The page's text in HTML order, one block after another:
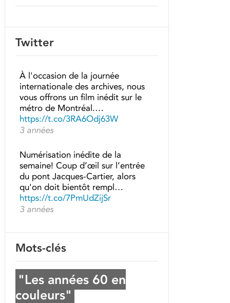
Twitter
À l'occasion de la journée
internationale des archives, nous
vous offrons un film inédit sur le
métro de Montréal.…
https://t.co/3RA6Odj63W
3 années
Numérisation inédite de la
semaine! Coup d’œil sur l’entrée
du pont Jacques-Cartier, alors
qu'on doit bientôt rempl…
https://t.co/7PmUdZijSr
3 années
Mots-clés
"Les années 60 en
couleurs"